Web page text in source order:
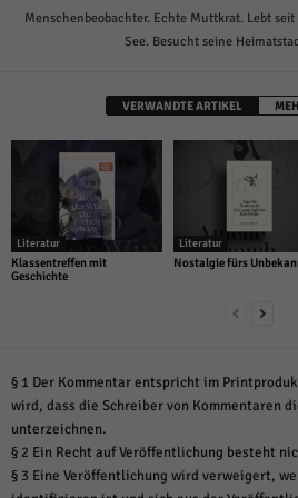
Menschenbeobachter. Echte Muttkrat. Lebt
See. Besucht seine
VERWANDTE ARTIKEL
Literatur
Klassentreffen mit
Geschichte
Literatur
Nostalgie fürs
§ 1 Der Kommentar entspricht im
wird, dass die Schreiber von Kommentaren
unterzeichnen.
§ 2 Ein Recht auf Veröffentlichung besteht
§ 3 Eine Veröffentlichung wird verweigert,